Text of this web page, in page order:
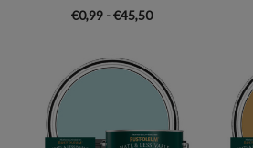
(Page)
Rust-
Oleum
Avec
€0,99 - €45,50